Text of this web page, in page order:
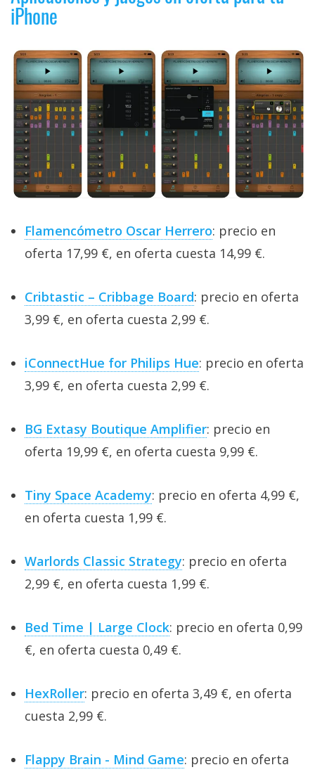
iPhone
Flamencómetro Oscar Herrero: precio en
oferta 17,99 €, en oferta cuesta 14,99 €.
Cribtastic – Cribbage Board: precio en oferta
3,99 €, en oferta cuesta 2,99 €.
iConnectHue for Philips Hue: precio en oferta
3,99 €, en oferta cuesta 2,99 €.
BG Extasy Boutique Amplifier: precio en
oferta 19,99 €, en oferta cuesta 9,99 €.
Tiny Space Academy: precio en oferta 4,99 €,
en oferta cuesta 1,99 €.
Warlords Classic Strategy: precio en oferta
2,99 €, en oferta cuesta 1,99 €.
Bed Time | Large Clock: precio en oferta 0,99
€, en oferta cuesta 0,49 €.
HexRoller: precio en oferta 3,49 €, en oferta
cuesta 2,99 €.
Flappy Brain - Mind Game: precio en oferta